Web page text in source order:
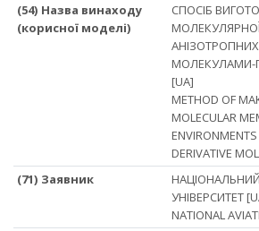
(54) Назва винаходу
(корисної моделі)
СПОСІБ
МОЛЕКУЛАМИ-
[UA]
METHOD OF
MOLECULAR
DERIVATIVE
(71) Заявник
УНІВЕРСИТЕТ
NATIONAL